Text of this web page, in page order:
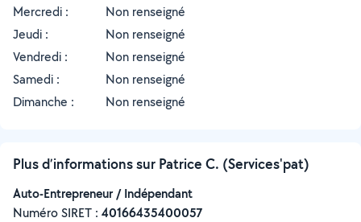
Mercredi :
Non renseigné
Jeudi :
Non renseigné
Vendredi :
Non renseigné
Samedi :
Non renseigné
Dimanche :
Non renseigné
Plus d’informations sur Patrice C. (Services'pat)
Auto-Entrepreneur / Indépendant
Numéro SIRET : ‍40166435400057